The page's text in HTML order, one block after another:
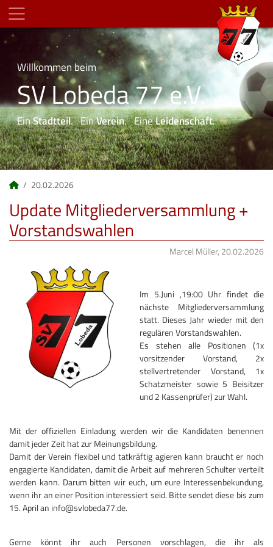
Willkommen beim
SV Lobeda 77 e.V.
EinStadtteil. EinVerein. EineLeidenschaft.
20.02.2026
Update Mitgliederversammlung +
Vorstandswahlen
Marcel Müller, 20.02.2026
Im 5.Juni ,19:00 Uhr findet die
nächste Mitgliederversammlung
statt. Dieses Jahr wieder mit den
regulären Vorstandswahlen.
Es stehen alle Positionen (1x
vorsitzender Vorstand, 2x
stellvertretender Vorstand, 1x
Schatzmeister sowie 5 Beisitzer
und 2 Kassenprüfer) zur Wahl.
Mit der offiziellen Einladung werden wir die Kandidaten benennen
damit jeder Zeit hat zur Meinungsbildung.
Damit der Verein flexibel und tatkräftig agieren kann braucht er noch
engagierte Kandidaten, damit die Arbeit auf mehreren Schulter verteilt
werden kann. Darum bitten wir euch, um eure Interessenbekundung,
wenn ihr an einer Position interessiert seid. Bitte sendet diese bis zum
15. April an info@svlobeda77.de.
Gerne könnt ihr auch Personen vorschlagen, die ihr als